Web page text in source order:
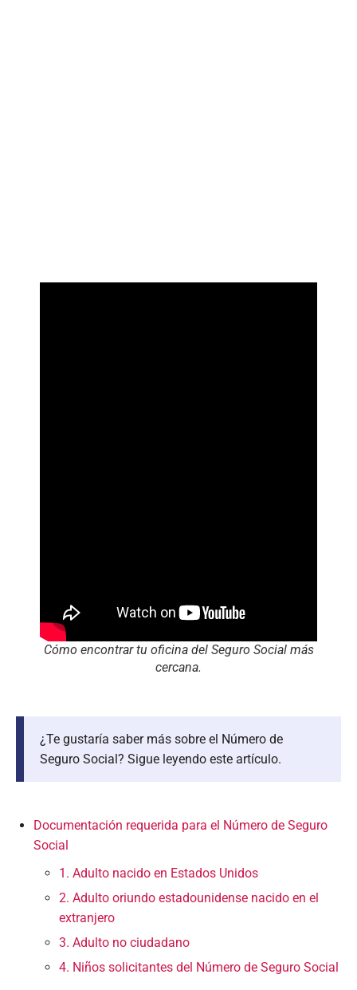
Cómo encontrar tu oficina del Seguro Social más
cercana.
¿Te gustaría saber más sobre el Número de
Seguro Social? Sigue leyendo este artículo.
Documentación requerida para el Número de Seguro
Social
1. Adulto nacido en Estados Unidos
2. Adulto oriundo estadounidense nacido en el
extranjero
3. Adulto no ciudadano
4. Niños solicitantes del Número de Seguro Social